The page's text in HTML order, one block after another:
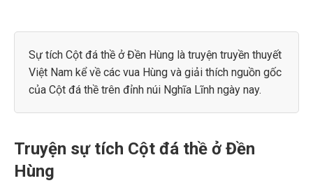
Sự tích Cột đá thề ở Đền Hùng là truyện truyền thuyết
Việt Nam kể về các vua Hùng và giải thích nguồn gốc
của Cột đá thề trên đỉnh núi Nghĩa Lĩnh ngày nay.
Truyện sự tích Cột đá thề ở Đền
Hùng